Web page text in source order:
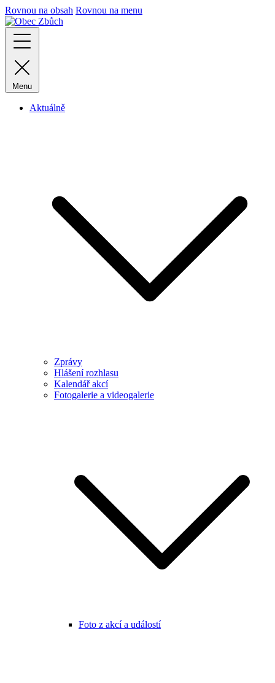
Rovnou na obsah Rovnou na menu
Menu
Aktuálně
Zprávy
Hlášení rozhlasu
Kalendář akcí
Fotogalerie a videogalerie
Foto z akcí a událostí